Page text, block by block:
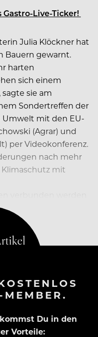
Gastro-Live-Ticker!
Julia Klöckner hat
Bauern gewarnt.
harten
sich einem
sie am
Sondertreffen der
Umwelt mit den EU-
(Agrar) und
per Videokonferenz.
nach mehr
mit
Du in den
Vorteile: